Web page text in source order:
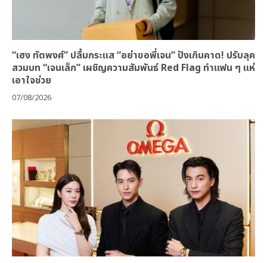
“เฮง ทัตพงศ์” ปลื้มกระแส “อย่าขอพี่เจน” ปังเกินคาด! ปรับลุค
สวมบท “เจนเล็ก” เผชิญความสัมพันธ์ Red Flag ทำแฟน ๆ แห่
เอาใจช่วย
07/08/2026